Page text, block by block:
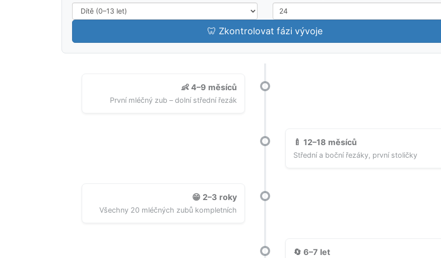
🦷 Zkontrolovat fázi vývoje
👶 4–9 měsíců
První mléčný zub – dolní střední řezák
🍼 12–18 měsíců
Střední a boční řezáky, první stoličky
😁 2–3 roky
Všechny 20 mléčných zubů kompletních
🔄 6–7 let